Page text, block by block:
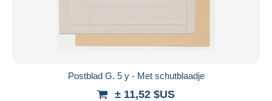
Postblad G. 5 y - Met schutblaadje
± 11,52 $US